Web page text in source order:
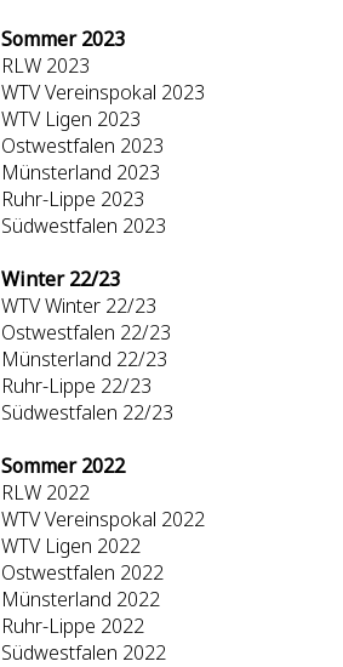
Sommer 2023
RLW 2023
WTV Vereinspokal 2023
WTV Ligen 2023
Ostwestfalen 2023
Münsterland 2023
Ruhr-Lippe 2023
Südwestfalen 2023
Winter 22/23
WTV Winter 22/23
Ostwestfalen 22/23
Münsterland 22/23
Ruhr-Lippe 22/23
Südwestfalen 22/23
Sommer 2022
RLW 2022
WTV Vereinspokal 2022
WTV Ligen 2022
Ostwestfalen 2022
Münsterland 2022
Ruhr-Lippe 2022
Südwestfalen 2022